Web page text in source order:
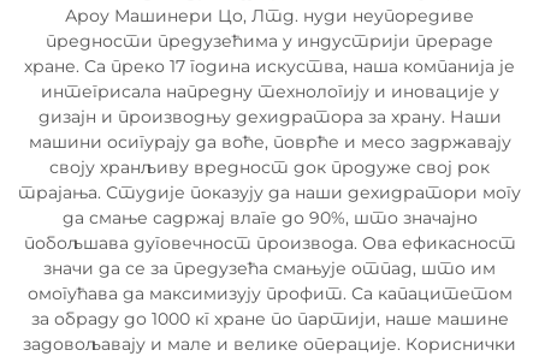
Ароу Машинери Цо, Лтд. нуди неупоредиве
предности предузећима у индустрији прераде
хране. Са преко 17 година искуства, наша компанија је
интегрисала напредну технологију и иновације у
дизајн и производњу дехидратора за храну. Наши
машини осигурају да воће, поврће и месо задржавају
своју хранљиву вредност док продуже свој рок
трајања. Студије показују да наши дехидратори могу
да смање садржај влаге до 90%, што значајно
побољшава дуговечност производа. Ова ефикасност
значи да се за предузећа смањује отпад, што им
омогућава да максимизују профит. Са капацитетом
за обраду до 1000 кг хране по партији, наше машине
задовољавају и мале и велике операције. Кориснички